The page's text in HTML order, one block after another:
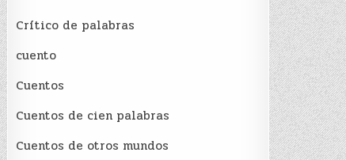
Crítico de palabras
cuento
Cuentos
Cuentos de cien palabras
Cuentos de otros mundos